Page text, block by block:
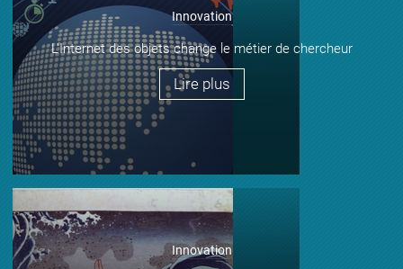
Innovation
L'Internet des objets change le métier de chercheur
Lire plus
Innovation